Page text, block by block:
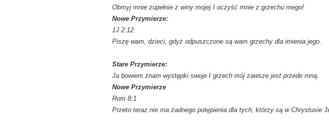
Obmyj mnie zupełnie z winy mojej I oczyść mnie z grzechu mego!
Nowe Przymierze:
1J 2:12
Piszę wam, dzieci, gdyż odpuszczone są wam grzechy dla imienia jego.
Stare Przymierze:
Ja bowiem znam występki swoje I grzech mój zawsze jest przede mną.
Nowe Przymierze
Rom 8:1
Przeto teraz nie ma żadnego potępienia dla tych, którzy są w Chrystusie